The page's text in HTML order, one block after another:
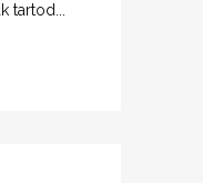
tartod...